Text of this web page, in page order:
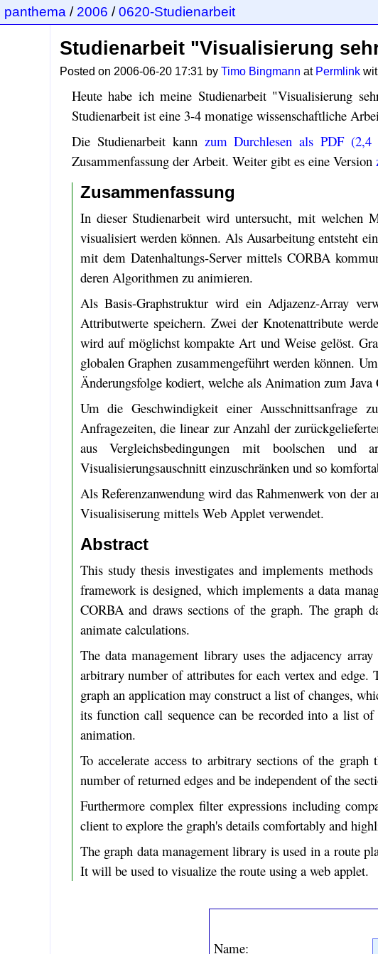
panthema / 2006 /0620-Studienarbeit
Studienarbeit "Visualisierung
Posted on 2006-06-20 17:31 byTimo Bingmann at Permlink
Heute habe ich meine Studienarbeit "Visualisierung
Studienarbeit ist eine 3-4 monatige wissenschaftliche
Die Studienarbeit kann zum Durchlesen als PDF
Zusammenfassung der Arbeit. Weiter gibt es eine Version
Zusammenfassung
In dieser Studienarbeit wird untersucht, mit welchen
visualisiert werden können. Als Ausarbeitung entsteht
mit dem Datenhaltungs-Server mittels CORBA
deren Algorithmen zu animieren.
Als Basis-Graphstruktur wird ein Adjazenz-Array
Attributwerte speichern. Zwei der Knotenattribute
wird auf möglichst kompakte Art und Weise gelöst.
globalen Graphen zusammengeführt werden können.
Änderungsfolge kodiert, welche als Animation zum
Um die Geschwindigkeit einer Ausschnittsanfrage
Anfragezeiten, die linear zur Anzahl der
aus Vergleichsbedingungen mit boolschen und
Visualisierungsauschnitt einzuschränken und so
Als Referenzanwendung wird das Rahmenwerk von
Visualisiserung mittels Web Applet verwendet.
Abstract
This study thesis investigates and implements
framework is designed, which implements a data
CORBA and draws sections of the graph. The graph
animate calculations.
The data management library uses the adjacency
arbitrary number of attributes for each vertex and
graph an application may construct a list of changes,
its function call sequence can be recorded into a list
animation.
To accelerate access to arbitrary sections of the
number of returned edges and be independent of the
Furthermore complex filter expressions including
client to explore the graph's details comfortably and
The graph data management library is used in a route
It will be used to visualize the route using a web applet.
Name: